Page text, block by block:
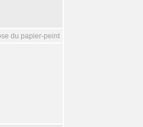
du papier-peint